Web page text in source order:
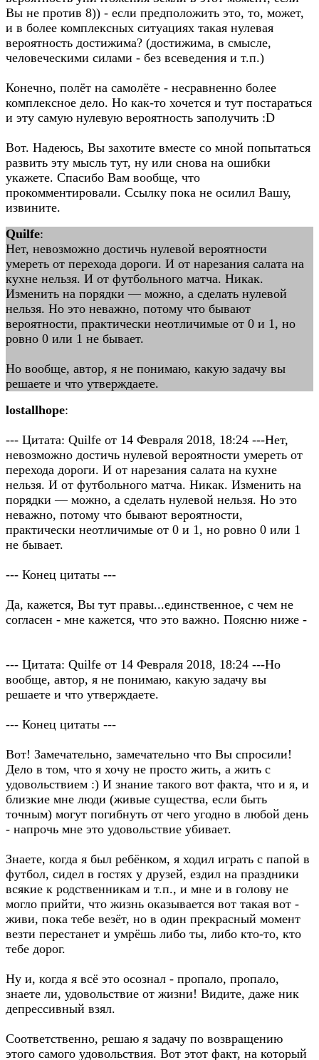
Вы не против 8)) - если предположить это, то, может,
и в более комплексных ситуациях такая нулевая
вероятность достижима? (достижима, в смысле,
человеческими силами - без всеведения и т.п.)
Конечно, полёт на самолёте - несравненно более
комплексное дело. Но как-то хочется и тут постараться
и эту самую нулевую вероятность заполучить :D
Вот. Надеюсь, Вы захотите вместе со мной попытаться
развить эту мысль тут, ну или снова на ошибки
укажете. Спасибо Вам вообще, что
прокомментировали. Ссылку пока не осилил Вашу,
извините.
Quilfe:
Нет, невозможно достичь нулевой вероятности
умереть от перехода дороги. И от нарезания салата на
кухне нельзя. И от футбольного матча. Никак.
Изменить на порядки — можно, а сделать нулевой
нельзя. Но это неважно, потому что бывают
вероятности, практически неотличимые от 0 и 1, но
ровно 0 или 1 не бывает.
Но вообще, автор, я не понимаю, какую задачу вы
решаете и что утверждаете.
lostallhope:
--- Цитата: Quilfe от 14 Февраля 2018, 18:24 ---Нет,
невозможно достичь нулевой вероятности умереть от
перехода дороги. И от нарезания салата на кухне
нельзя. И от футбольного матча. Никак. Изменить на
порядки — можно, а сделать нулевой нельзя. Но это
неважно, потому что бывают вероятности,
практически неотличимые от 0 и 1, но ровно 0 или 1
не бывает.
--- Конец цитаты ---
Да, кажется, Вы тут правы...единственное, с чем не
согласен - мне кажется, что это важно. Поясню ниже -
--- Цитата: Quilfe от 14 Февраля 2018, 18:24 ---Но
вообще, автор, я не понимаю, какую задачу вы
решаете и что утверждаете.
--- Конец цитаты ---
Вот! Замечательно, замечательно что Вы спросили!
Дело в том, что я хочу не просто жить, а жить с
удовольствием :) И знание такого вот факта, что и я, и
близкие мне люди (живые существа, если быть
точным) могут погибнуть от чего угодно в любой день
- напрочь мне это удовольствие убивает.
Знаете, когда я был ребёнком, я ходил играть с папой в
футбол, сидел в гостях у друзей, ездил на праздники
всякие к родственникам и т.п., и мне и в голову не
могло прийти, что жизнь оказывается вот такая вот -
живи, пока тебе везёт, но в один прекрасный момент
везти перестанет и умрёшь либо ты, либо кто-то, кто
тебе дорог.
Ну и, когда я всё это осознал - пропало, пропало,
знаете ли, удовольствие от жизни! Видите, даже ник
депрессивный взял.
Соответственно, решаю я задачу по возвращению
этого самого удовольствия. Вот этот факт, на который